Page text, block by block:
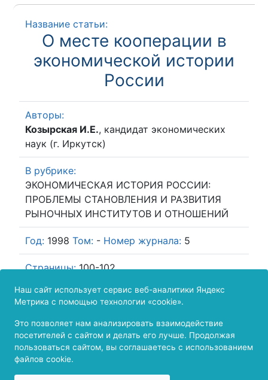
Название статьи:
О месте кооперации в
экономической истории
России
Авторы:
Козырская И.Е., кандидат экономических
наук (г. Иркутск)
В рубрике:
ЭКОНОМИЧЕСКАЯ ИСТОРИЯ РОССИИ:
ПРОБЛЕМЫ СТАНОВЛЕНИЯ И РАЗВИТИЯ
РЫНОЧНЫХ ИНСТИТУТОВ И ОТНОШЕНИЙ
Год: 1998 Том: - Номер журнала: 5
Страницы:100-102
Скачиваний -
География
Скачать полный
текст статьи
Наш сайт использует сервис веб-аналитики Яндекс
Метрика с помощью технологии «cookie».
Это позволяет нам анализировать взаимодействие
посетителей с сайтом и делать его лучше. Продолжая
пользоваться сайтом, вы соглашаетесь с использованием
файлов cookie.